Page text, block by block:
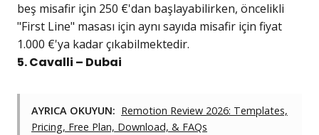
beş misafir için 250 €'dan başlayabilirken, öncelikli
"First Line" masası için aynı sayıda misafir için fiyat
1.000 €'ya kadar çıkabilmektedir.
5. Cavalli – Dubai
AYRICA OKUYUN: Remotion Review 2026: Templates,
Pricing, Free Plan, Download, & FAQs